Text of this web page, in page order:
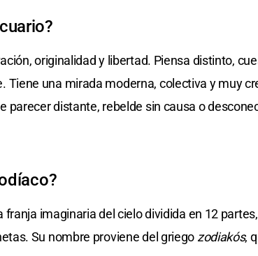
originalidad y libertad. Piensa distinto,
Tiene una mirada moderna, colectiva y muy
parecer distante, rebelde sin causa o
franja imaginaria del cielo dividida en 12
Su nombre proviene del griegozodiakós,